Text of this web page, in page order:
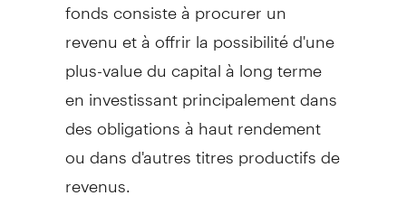
revenu et à offrir la possibilité d'une
plus-value du capital à long terme
en investissant principalement dans
des obligations à haut rendement
ou dans d'autres titres productifs de
revenus.